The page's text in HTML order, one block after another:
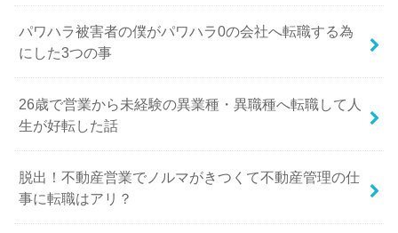
パワハラ被害者の僕がパワハラ0の会社へ転職する為
にした3つの事
26歳で営業から未経験の異業種・異職種へ転職して人
生が好転した話
脱出！不動産営業でノルマがきつくて不動産管理の仕
事に転職はアリ？